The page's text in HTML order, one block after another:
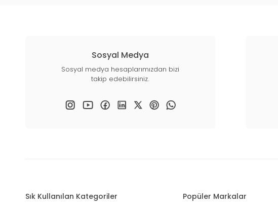
Sosyal Medya
Sosyal medya hesaplarımızdan bizi
takip edebilirsiniz.
Sık Kullanılan Kategoriler Popüler Markalar